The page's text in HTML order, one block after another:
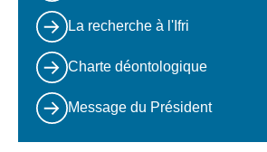
La recherche à l'Ifri
Charte déontologique
Message du Président